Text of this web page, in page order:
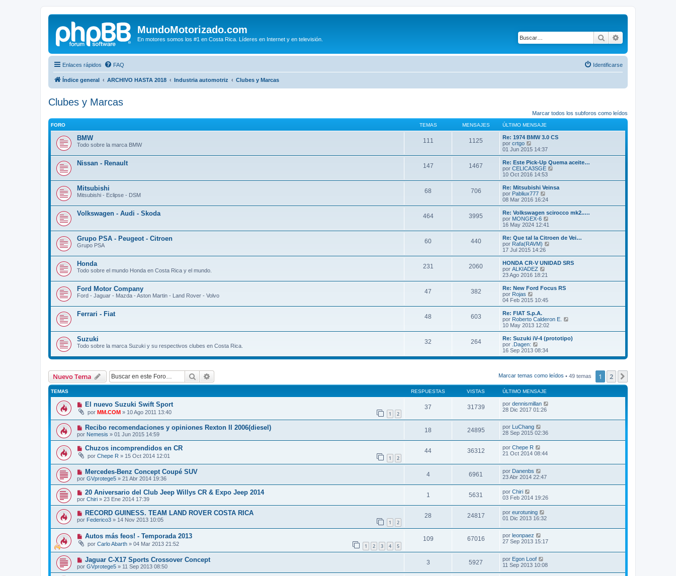
MundoMotorizado.com
En motores somos los #1 en Costa Rica. Líderes en Internet y en televisión. Buscar
Enlaces rápidos FAQ Identificarse
Índice general ARCHIVO HASTA 2018 Industria automotriz Clubes y Marcas
Clubes y Marcas
Marcar todos los subforos como leídos
FORO TEMAS MENSAJES ÚLTIMO MENSAJE
BMW
Todo sobre la marca BMW
111 1125
Re: 1974 BMW 3.0 CS
por crtgo
e
r
ú
l
t
m
o
m
e
s
a
j
e
01 Jun 2015 14:37
Nissan - Renault 147 1467
Re: Este Pick-Up Quema aceite…
por CELICA3SGE
r
ú
m
o
s
e
10 Oct 2016 14:53
Mitsubishi
Mitsubishi - Eclipse - DSM
68 706
Re: Mitsubishi Veinsa
por Pabliux777
e
r
ú
l
t
m
o
m
s
j
e
08 Mar 2016 16:24
Volkswagen - Audi - Skoda 464 3995
Re: Volkswagen scirocco mk2..…
por MONGEX-6
r
ú
l
m
o
s
e
16 May 2024 12:41
Grupo PSA - Peugeot - Citroen
Grupo PSA
60 440
Re: Que tal la Citroen de Vei…
por Rafa(RAVM)
r
ú
o
a
e
17 Jul 2015 14:26
Honda
Todo sobre el mundo Honda en Costa Rica y el mundo.
231 2060
HONDA CR-V UNIDAD SRS
por ALKIADEZ
e
r
ú
t
m
e
s
j
e
23 Ago 2016 18:21
Ford Motor Company
Ford - Jaguar - Mazda - Aston Martin - Land Rover - Volvo
47 382
Re: New Ford Focus RS
por Rojas
e
r
ú
l
t
m
o
m
e
n
j
e
04 Feb 2015 10:45
Ferrari - Fiat 48 603
Re: FIAT S.p.A.
por Roberto Calderon E.
r
ú
m
m
e
n
a
10 May 2013 12:02
Suzuki
Todo sobre la marca Suzuki y su respectivos clubes en Costa Rica.
32 264
Re: Suzuki iV-4 (prototipo)
por .Dagen:
e
r
t
m
o
m
e
n
a
j
e
16 Sep 2013 08:34
Nuevo Tema Buscar Marcar temas como leídos • 49 temas 1 2
TEMAS RESPUESTAS VISTAS ÚLTIMO MENSAJE
El nuevo Suzuki Swift Sport
por MM.COM » 10 Ago 2011 13:40 1 2
37 31739 por dennismillan
28 Dic 2017 01:26
Recibo recomendaciones y opiniones Rexton II 2006(diesel)
por Nemesis » 01 Jun 2015 14:59
18 24895 por LuChang
28 Sep 2015 02:36
Chuzos incomprendidos en CR
por Chepe R » 15 Oct 2014 12:01 1 2
44 36312 por Chepe R
21 Oct 2014 08:44
Mercedes-Benz Concept Coupé SUV
por GVprotege5 » 21 Abr 2014 19:36
4 6961 por Danenbs
23 Abr 2014 22:47
20 Aniversario del Club Jeep Willys CR & Expo Jeep 2014
por Chiri » 23 Ene 2014 17:39
1 5631 por Chiri
03 Feb 2014 19:26
RECORD GUINESS. TEAM LAND ROVER COSTA RICA
por Federico3 » 14 Nov 2013 10:05 1 2
28 24817 por eurotuning
01 Dic 2013 16:32
Autos más feos! - Temporada 2013
por Carlo Abarth » 04 Mar 2013 21:52 1 2 3 4 5
109 67016 por leonpaez
27 Sep 2013 15:17
Jaguar C-X17 Sports Crossover Concept
por GVprotege5 » 11 Sep 2013 08:50
3 5927 por Egon Loof
11 Sep 2013 10:08